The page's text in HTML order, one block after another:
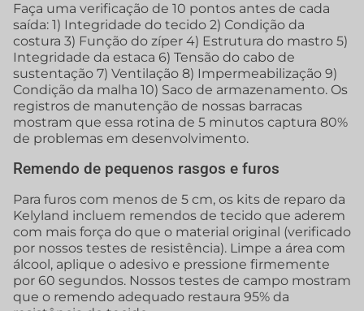
Faça uma verificação de 10 pontos antes de cada
saída: 1) Integridade do tecido 2) Condição da
costura 3) Função do zíper 4) Estrutura do mastro 5)
Integridade da estaca 6) Tensão do cabo de
sustentação 7) Ventilação 8) Impermeabilização 9)
Condição da malha 10) Saco de armazenamento. Os
registros de manutenção de nossas barracas
mostram que essa rotina de 5 minutos captura 80%
de problemas em desenvolvimento.
Remendo de pequenos rasgos e furos
Para furos com menos de 5 cm, os kits de reparo da
Kelyland incluem remendos de tecido que aderem
com mais força do que o material original (verificado
por nossos testes de resistência). Limpe a área com
álcool, aplique o adesivo e pressione firmemente
por 60 segundos. Nossos testes de campo mostram
que o remendo adequado restaura 95% da